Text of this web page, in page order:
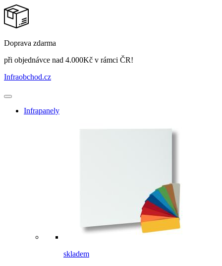
Doprava zdarma
při objednávce nad 4.000Kč v rámci ČR!
Infraobchod.cz
Infrapanely
skladem